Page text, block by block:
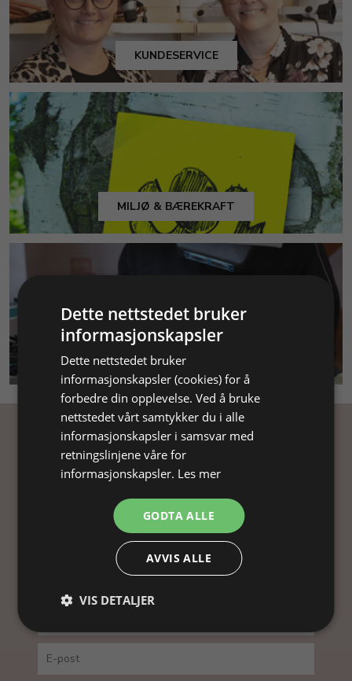
KUNDESERVICE
MILJØ & BÆREKRAFT
SMYKKEKURS
Få inspirasjon
inspirasjon, gode tilbud og tips til din
smykkefremstilling.
Ved å abonnere på vårt nyhetsbrev, godtar du vår
personvernpolitikk.
Dette nettstedet bruker
informasjonskapsler
Dette nettstedet bruker
informasjonskapsler (cookies) for å
forbedre din opplevelse. Ved å bruke
nettstedet vårt samtykker du i alle
informasjonskapsler i samsvar med
retningslinjene våre for
informasjonskapsler. Les mer
GODTA ALLE
AVVIS ALLE
VIS DETALJER